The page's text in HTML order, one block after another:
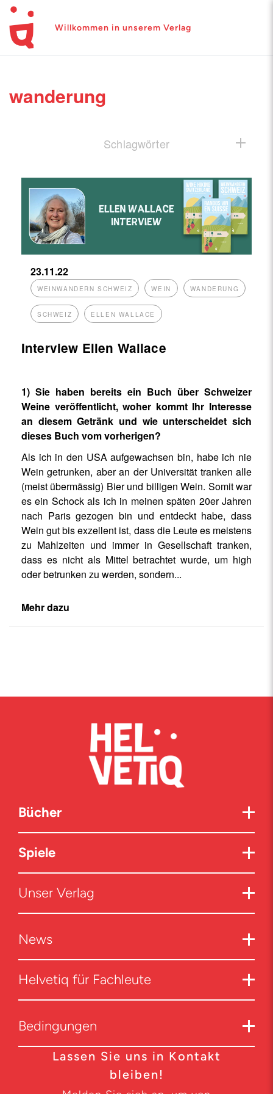
Willkommen in unserem Verlag
wanderung
Schlagwörter
23.11.22
WEINWANDERN SCHWEIZ WEIN WANDERUNG
SCHWEIZ ELLEN WALLACE
Interview Ellen Wallace
1) Sie haben bereits ein Buch über Schweizer
Weine veröffentlicht, woher kommt Ihr Interesse
an diesem Getränk und wie unterscheidet sich
dieses Buch vom vorherigen?
Als ich in den USA aufgewachsen bin, habe ich nie
Wein getrunken, aber an der Universität tranken alle
(meist übermässig) Bier und billigen Wein. Somit war
es ein Schock als ich in meinen späten 20er Jahren
nach Paris gezogen bin und entdeckt habe, dass
Wein gut bis exzellent ist, dass die Leute es meistens
zu Mahlzeiten und immer in Gesellschaft tranken,
dass es nicht als Mittel betrachtet wurde, um high
oder betrunken zu werden, sondern...
Mehr dazu
Bücher
Spiele
Unser Verlag
News
Helvetiq für Fachleute
Bedingungen
Lassen Sie uns in Kontakt
bleiben!